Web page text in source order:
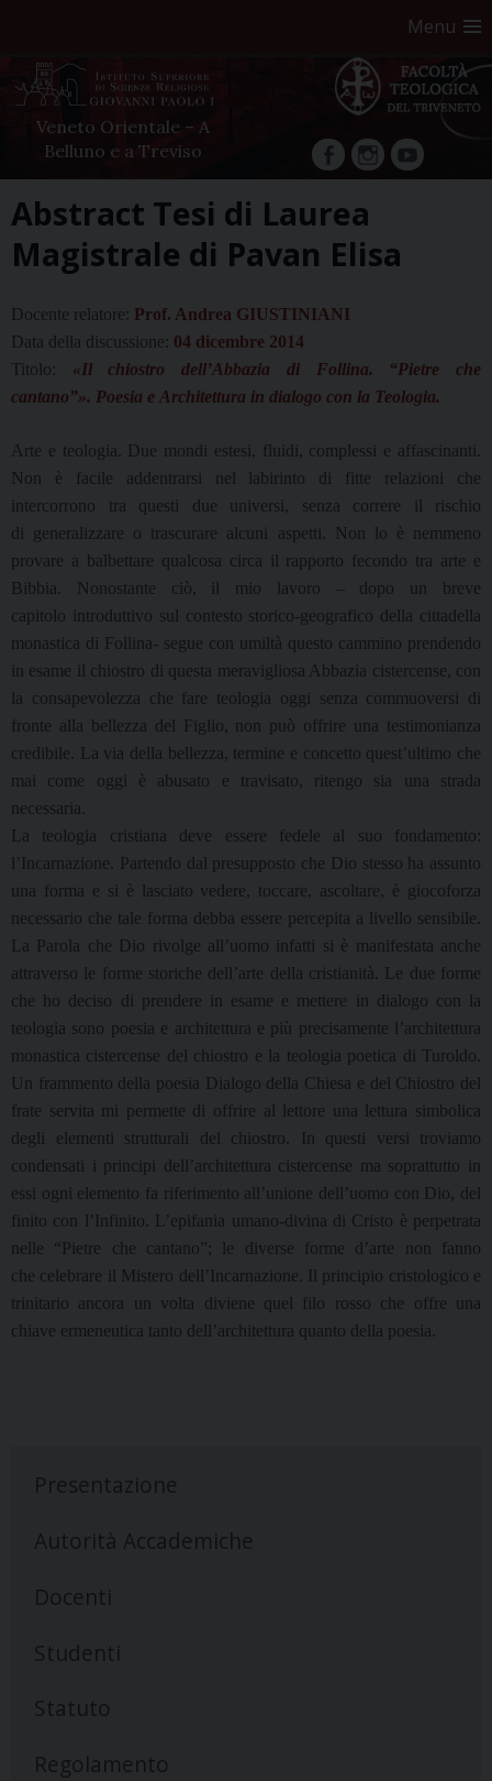
Menu
Veneto Orientale – A
Belluno e a Treviso
facebookInstagram
YouTube
to
content
Abstract Tesi di Laurea
Magistrale di Pavan Elisa
Docente relatore: Prof. Andrea GIUSTINIANI
Data della discussione: 04 dicembre 2014
Titolo: «Il chiostro dell’Abbazia di Follina. “Pietre che
cantano”». Poesia e Architettura in dialogo con la Teologia.
Arte e teologia. Due mondi estesi, fluidi, complessi e affascinanti.
Non è facile addentrarsi nel labirinto di fitte relazioni che
intercorrono tra questi due universi, senza correre il rischio
di generalizzare o trascurare alcuni aspetti. Non lo è nemmeno
provare a balbettare qualcosa circa il rapporto fecondo tra arte e
Bibbia. Nonostante ciò, il mio lavoro – dopo un breve
capitolo introduttivo sul contesto storico-geografico della cittadella
monastica di Follina- segue con umiltà questo cammino prendendo
in esame il chiostro di questa meravigliosa Abbazia cistercense, con
la consapevolezza che fare teologia oggi senza commuoversi di
fronte alla bellezza del Figlio, non può offrire una testimonianza
credibile. La via della bellezza, termine e concetto quest’ultimo che
mai come oggi è abusato e travisato, ritengo sia una strada
necessaria.
La teologia cristiana deve essere fedele al suo fondamento:
l’Incarnazione. Partendo dal presupposto che Dio stesso ha assunto
una forma e si è lasciato vedere, toccare, ascoltare, è giocoforza
necessario che tale forma debba essere percepita a livello sensibile.
La Parola che Dio rivolge all’uomo infatti si è manifestata anche
attraverso le forme storiche dell’arte della cristianità. Le due forme
che ho deciso di prendere in esame e mettere in dialogo con la
teologia sono poesia e architettura e più precisamente l’architettura
monastica cistercense del chiostro e la teologia poetica di Turoldo.
Un frammento della poesia Dialogo della Chiesa e del Chiostro del
frate servita mi permette di offrire al lettore una lettura simbolica
degli elementi strutturali del chiostro. In questi versi troviamo
condensati i principi dell’architettura cistercense ma soprattutto in
essi ogni elemento fa riferimento all’unione dell’uomo con Dio, del
finito con l’Infinito. L’epifania umano-divina di Cristo è perpetrata
nelle “Pietre che cantano”; le diverse forme d’arte non fanno
che celebrare il Mistero dell’Incarnazione. Il principio cristologico e
trinitario ancora un volta diviene quel filo rosso che offre una
chiave ermeneutica tanto dell’architettura quanto della poesia.
Presentazione
Autorità Accademiche
Docenti
Studenti
Statuto
Regolamento